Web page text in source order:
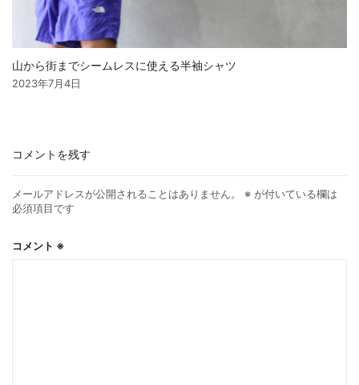
山から街までシームレスに使える半袖シャツ
2023年7月4日
コメントを残す
メールアドレスが公開されることはありません。 ※ が付いている欄は
必須項目です
コメント ※